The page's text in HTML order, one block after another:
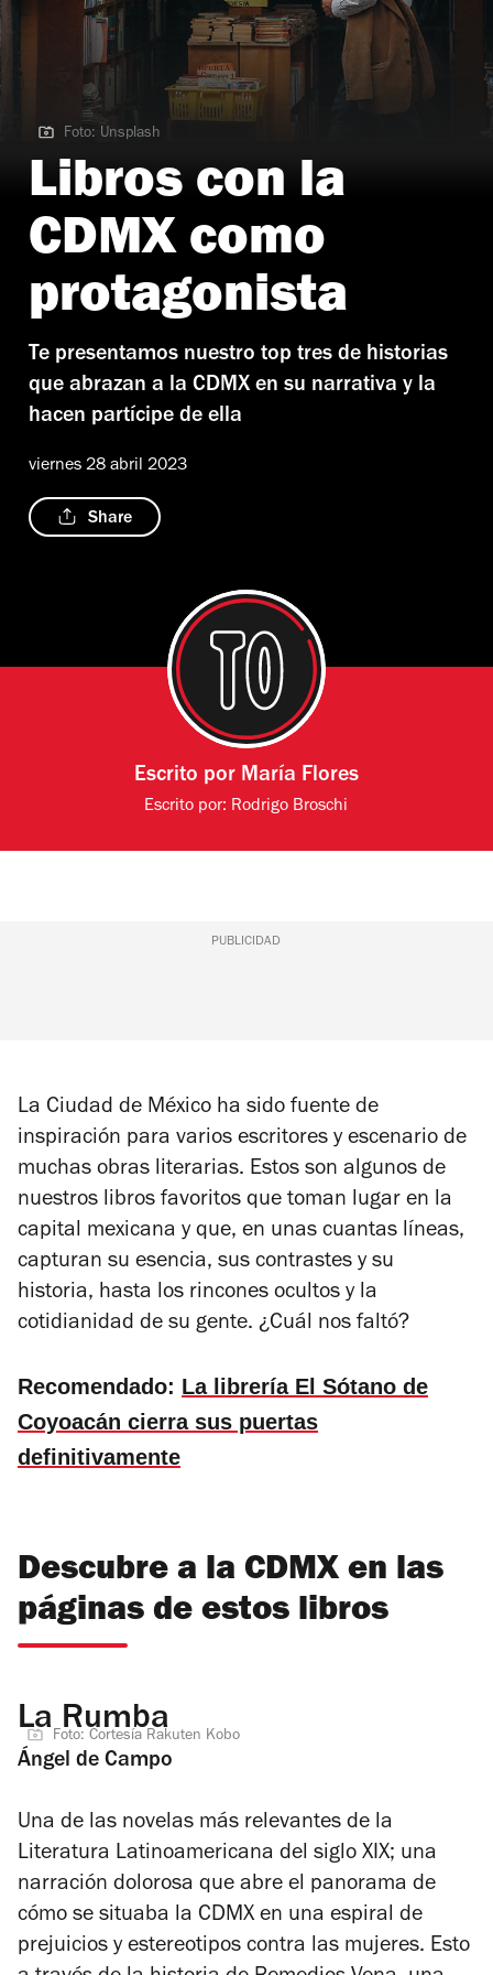
Foto: Unsplash | Libros con la CDMX como protagonista
Foto: Unsplash
Libros con la
CDMX como
protagonista
Te presentamos nuestro top tres de historias
que abrazan a la CDMX en su narrativa y la
hacen partícipe de ella
viernes 28 abril 2023
Share
Escrito por María Flores
Escrito por: Rodrigo Broschi
PUBLICIDAD
La Ciudad de México ha sido fuente de
inspiración para varios escritores y escenario de
muchas obras literarias. Estos son algunos de
nuestros libros favoritos que toman lugar en la
capital mexicana y que, en unas cuantas líneas,
capturan su esencia, sus contrastes y su
historia, hasta los rincones ocultos y la
cotidianidad de su gente. ¿Cuál nos faltó?
Recomendado: La librería El Sótano de
Coyoacán cierra sus puertas
definitivamente
Descubre a la CDMX en las
páginas de estos libros
La Rumba
Foto: Cortesía Rakuten Kobo
Ángel de Campo
Una de las novelas más relevantes de la
Literatura Latinoamericana del siglo XIX; una
narración dolorosa que abre el panorama de
cómo se situaba la CDMX en una espiral de
prejuicios y estereotipos contra las mujeres. Esto